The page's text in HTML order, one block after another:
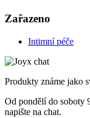
Zařazeno
Intimní péče
Produkty známe jako
Od pondělí do soboty
napište na chat.